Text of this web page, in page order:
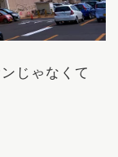
じゃなくて